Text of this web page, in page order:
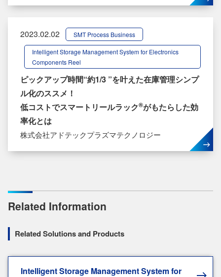
2023.02.02 SMT Process Business
Intelligent Storage Management System for Electronics
Components Reel
ピックアップ時間“約1/3 ”を叶えた在庫管理シンプ
ル化のススメ！
低コストでスマートリールラック®がもたらした効
率化とは
株式会社アドテックプラズマテクノロジー
Related Information
Related Solutions and Products
Intelligent Storage Management System for